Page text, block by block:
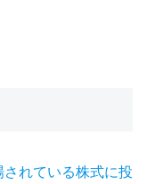
れている株式に投